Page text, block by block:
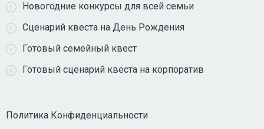
Новогодние конкурсы для всей семьи
Сценарий квеста на День Рождения
Готовый семейный квест
Готовый сценарий квеста на корпоратив
Политика Конфиденциальности